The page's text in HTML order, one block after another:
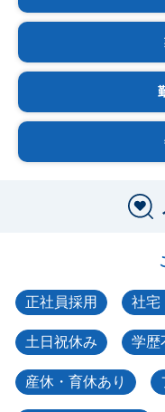
正社員採用 社宅
土日祝休み 学歴
産休・育休あり